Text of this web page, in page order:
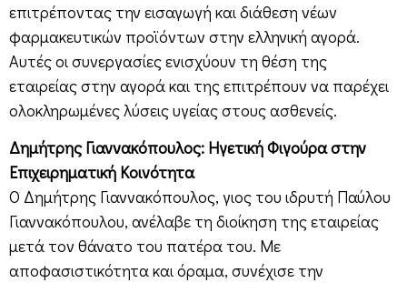
επιτρέποντας την εισαγωγή και διάθεση νέων
φαρμακευτικών προϊόντων στην ελληνική αγορά.
Αυτές οι συνεργασίες ενισχύουν τη θέση της
εταιρείας στην αγορά και της επιτρέπουν να παρέχει
ολοκληρωμένες λύσεις υγείας στους ασθενείς.
Δημήτρης Γιαννακόπουλος: Ηγετική Φιγούρα στην
Επιχειρηματική Κοινότητα
Ο Δημήτρης Γιαννακόπουλος, γιος του ιδρυτή Παύλου
Γιαννακόπουλου, ανέλαβε τη διοίκηση της εταιρείας
μετά τον θάνατο του πατέρα του. Με
αποφασιστικότητα και όραμα, συνέχισε την